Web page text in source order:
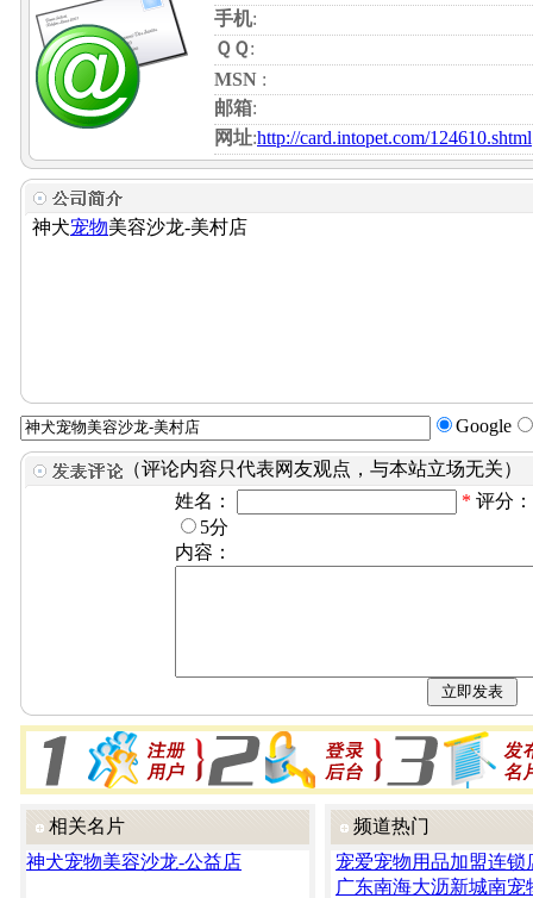
手机:
ＱＱ:
MSN :
邮箱:
网址:http://card.intopet.com/124610.shtml
神犬宠物美容沙龙-美村店
Google
（评论内容只代表网友观点，与本站立场无关）
姓名：
* 评分
5分
内容：
相关名片
神犬宠物美容沙龙-公益店
频道热门
宠爱宠物用品加盟连锁
广东南海大沥新城南宠